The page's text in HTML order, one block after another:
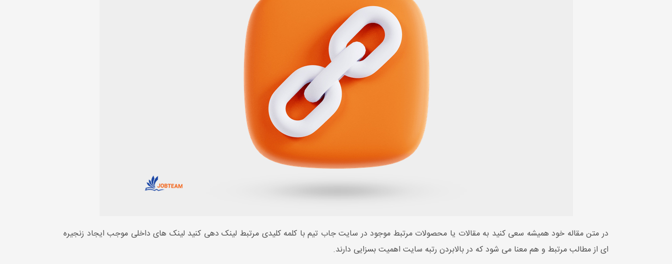
در متن مقاله خود همیشه سعی کنید به مقالات یا محصولات مرتبط موجود در سایت جاب تیم با کلمه کلیدی مرتبط لینک دهی کنید لینک های داخلی موجب ایجاد زنجیره
ای از مطالب مرتبط و هم معنا می شود که در بالابردن رتبه سایت اهمیت بسزایی دارند.